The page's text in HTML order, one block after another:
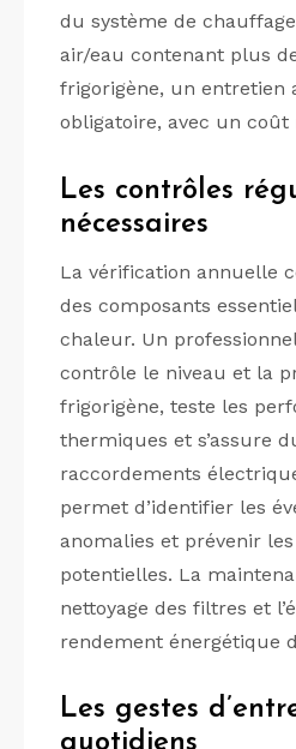
du système de
air/eau contenant plus
frigorigène, un entretien
obligatoire, avec un coût
Les contrôles
nécessaires
La vérification annuelle
des composants
chaleur. Un
contrôle le niveau et la
frigorigène, teste les
thermiques et s’assure
raccordements
permet d’identifier les
anomalies et prévenir
potentielles. La
nettoyage des filtres et
rendement énergétique
Les gestes